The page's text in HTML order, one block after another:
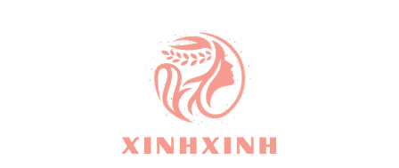
XinhXinh
Trang tin tức cho phái đẹp